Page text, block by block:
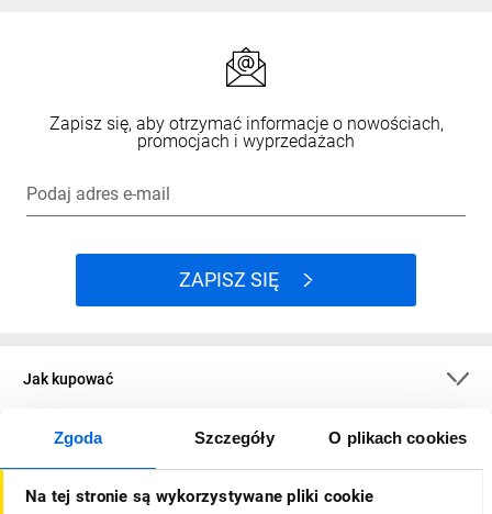
Zgoda Szczegóły O plikach cookies
Na tej stronie są wykorzystywane pliki cookie
Zapisz się, aby otrzymać informacje o nowościach,
promocjach i wyprzedażach
Podaj adres e-mail
ZAPISZ SIĘ
Jak kupować
O firmie